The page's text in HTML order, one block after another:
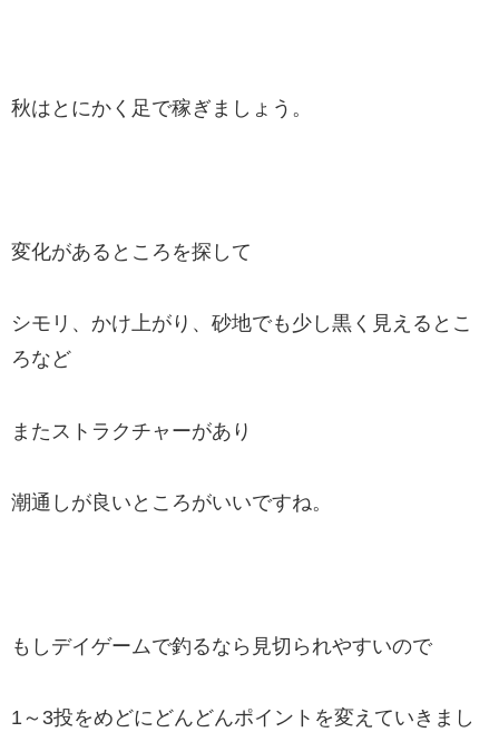
秋はとにかく足で稼ぎましょう。
変化があるところを探して
シモリ、かけ上がり、砂地でも少し黒く見えるとこ
ろなど
またストラクチャーがあり
潮通しが良いところがいいですね。
もしデイゲームで釣るなら見切られやすいので
1～3投をめどにどんどんポイントを変えていきまし